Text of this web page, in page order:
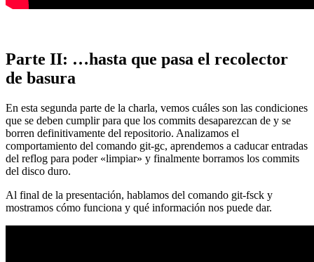
Parte II: …hasta que pasa el recolector
de basura
En esta segunda parte de la charla, vemos cuáles son las condiciones
que se deben cumplir para que los commits desaparezcan de y se
borren definitivamente del repositorio. Analizamos el
comportamiento del comando git-gc, aprendemos a caducar entradas
del reflog para poder «limpiar» y finalmente borramos los commits
del disco duro.
Al final de la presentación, hablamos del comando git-fsck y
mostramos cómo funciona y qué información nos puede dar.